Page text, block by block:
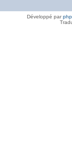
Développé par